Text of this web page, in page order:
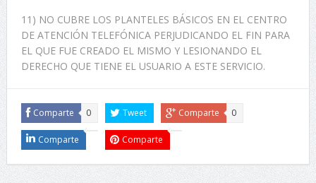
11) NO CUBRE LOS PLANTELES BÁSICOS EN EL CENTRO
DE ATENCIÓN TELEFÓNICA PERJUDICANDO EL FIN PARA
EL QUE FUE CREADO EL MISMO Y LESIONANDO EL
DERECHO QUE TIENE EL USUARIO A ESTE SERVICIO.
Comparte 0 Tweet Comparte 0
Comparte Comparte